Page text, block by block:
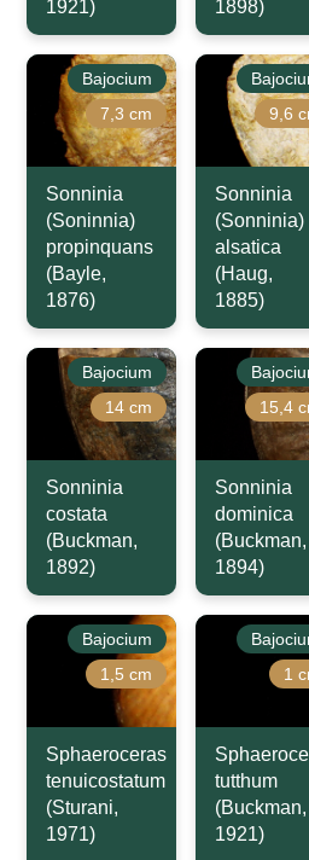
1921)
1898)
Bajocium
7,3 cm
Sonninia
(Soninnia)
propinquans
(Bayle,
1876)
9,6
Sonninia
(Sonninia)
alsatica
(Haug,
1885)
Bajocium
14 cm
Sonninia
costata
(Buckman,
1892)
15,4
Sonninia
dominica
(Buckman,
1894)
Bajocium
1,5 cm
Sphaeroceras
tenuicostatum
(Sturani,
1971)
1
tutthum
(Buckman,
1921)